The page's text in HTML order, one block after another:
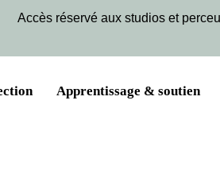
Accès réservé aux studios et
Apprentissage & soutien